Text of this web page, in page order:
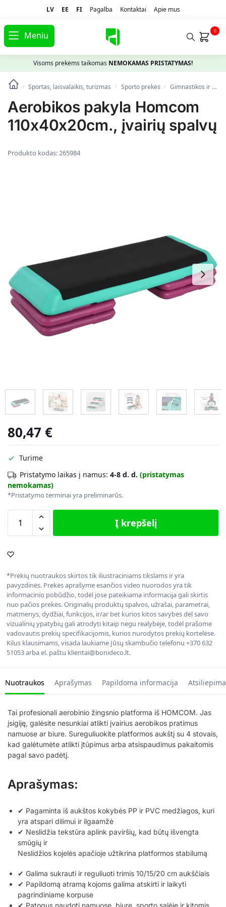
LV EE FI Pagalba Kontaktai Apie mus
Meniu 0
Visoms prekėms taikomas NEMOKAMAS PRISTATYMAS!
/ Sportas, laisvalaikis, turizmas / Spоrto prekės / Gimnastikos ir fitneso prekės
Aerobikos pakyla Homcom
110x40x20cm., įvairių spalvų
Produkto kodas:265984
80,47 €
Turime
Pristatymo laikas į namus: 4-8 d. d. (pristatymas
nemokamas)
*Pristatymo terminai yra preliminarūs.
Į krepšelį
*Prekių nuotraukos skirtos tik iliustraciniams tikslams ir yra
pavyzdinės. Prekės aprašyme esančios video nuorodos yra tik
informacinio pobūdžio, todėl jose pateikiama informacija gali skirtis
nuo pačios prekės. Originalių produktų spalvos, užrašai, parametrai,
matmenys, dydžiai, funkcijos, ir/ar bet kurios kitos savybės dėl savo
vizualinių ypatybių gali atrodyti kitaip negu realybėje, todėl prašome
vadovautis prekių specifikacijomis, kurios nurodytos prekių kortelėse.
Kilus klausimams, visada laukiame Jūsų skambučio telefonu +370 632
51053 arba el. paštu klientai@bonideco.lt.
Nuotraukos Aprašymas Papildoma informacija
Tai profesionali aerobinio žingsnio platforma iš HOMCOM. Jas
įsigiję, galėsite nesunkiai atlikti įvairius aerobikos pratimus
namuose ar biure. Sureguliuokite platformos aukštį su 4 stovais,
kad galėtumėte atlikti įtūpimus arba atsispaudimus pakaitomis
pagal savo padėtį.
Aprašymas:
✔ Pagaminta iš aukštos kokybės PP ir PVC medžiagos, kuri
yra atspari dilimui ir ilgaamžė
✔ Neslidžia tekstūra aplink paviršių, kad būtų išvengta
smūgių ir
Neslidžios kojelės apačioje užtikrina platformos stabilumą
✔ Galima sukrauti ir reguliuoti trimis 10/15/20 cm aukščiais
✔ Papildomą atramą kojoms galima atskirti ir laikyti
pagrindiniame korpuse
✔ Patogus naudoti namuose, biure, sporto salėje ir kitomis